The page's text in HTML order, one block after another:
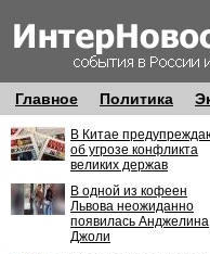
Главное Политика
В Китае
об угрозе конфликта
великих держав
В одной из кофеен
Львова неожиданно
появилась Анджелина
Джоли